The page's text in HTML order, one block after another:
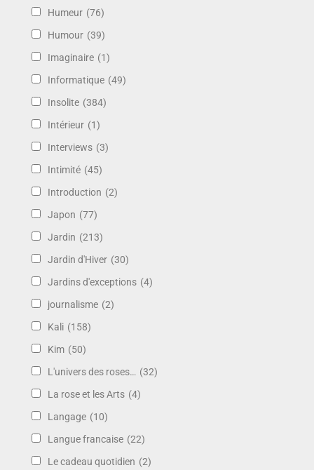
Humeur (76)
Humour (39)
Imaginaire (1)
Informatique (49)
Insolite (384)
Intérieur (1)
Interviews (3)
Intimité (45)
Introduction (2)
Japon (77)
Jardin (213)
Jardin d'Hiver (30)
Jardins d'exceptions (4)
journalisme (2)
Kali (158)
Kim (50)
L'univers des roses… (32)
La rose et les Arts (4)
Langage (10)
Langue francaise (22)
Le cadeau quotidien (2)